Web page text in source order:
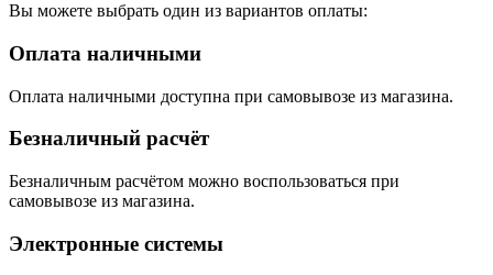
Вы можете выбрать один из вариантов оплаты:
Оплата наличными
Оплата наличными доступна при самовывозе из магазина.
Безналичный расчёт
Безналичным расчётом можно воспользоваться при
самовывозе из магазина.
Электронные системы